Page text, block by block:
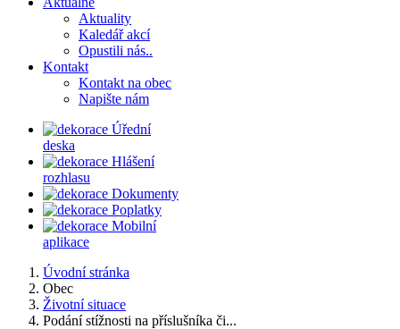
Aktuality
Kaledář akcí
Opustili nás..
Kontakt
Kontakt na obec
Napište nám
Úřední
deska
Hlášení
rozhlasu
Dokumenty
Poplatky
Mobilní
aplikace
Úvodní stránka
Obec
Životní situace
Podání stížnosti na příslušníka či...